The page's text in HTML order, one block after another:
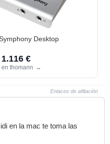
Desktop
1.116 €
en thomann →
Enlaces de afiliación
en la mac te toma las